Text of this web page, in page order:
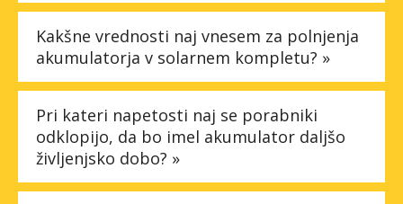
Kakšne vrednosti naj vnesem za polnjenja
akumulatorja v solarnem kompletu? »
Pri kateri napetosti naj se porabniki
odklopijo, da bo imel akumulator daljšo
življenjsko dobo? »